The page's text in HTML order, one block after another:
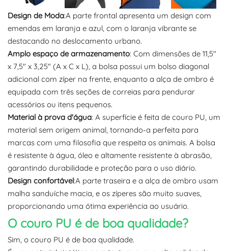
Design de Moda:A parte frontal apresenta um design com
emendas em laranja e azul, com o laranja vibrante se
destacando no deslocamento urbano.
Amplo espaço de armazenamento: Com dimensões de 11,5"
x 7,5" x 3,25" (A x C x L), a bolsa possui um bolso diagonal
adicional com zíper na frente, enquanto a alça de ombro é
equipada com três seções de correias para pendurar
acessórios ou itens pequenos.
Material à prova d'água: A superfície é feita de couro PU, um
material sem origem animal, tornando-a perfeita para
marcas com uma filosofia que respeita os animais. A bolsa
é resistente à água, óleo e altamente resistente à abrasão,
garantindo durabilidade e proteção para o uso diário.
Design confortável:A parte traseira e a alça de ombro usam
malha sanduíche macia, e os zíperes são muito suaves,
proporcionando uma ótima experiência ao usuário.
O couro PU é de boa qualidade?
Sim, o couro PU é de boa qualidade.